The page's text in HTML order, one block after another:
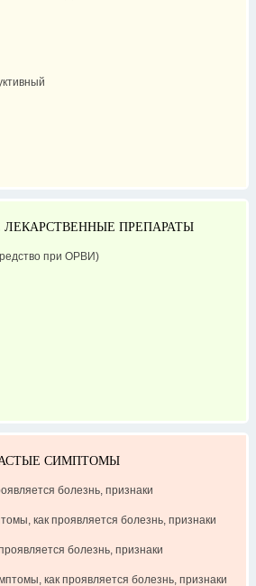
ПРЕПАРАТЫ
при ОРВИ)
СИМПТОМЫ
болезнь, признаки
как проявляется болезнь, признаки
болезнь, признаки
как проявляется болезнь, признаки